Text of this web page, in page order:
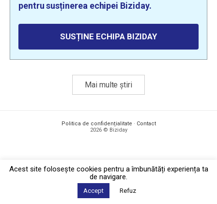
pentru susținerea echipei Biziday.
SUSȚINE ECHIPA BIZIDAY
Mai multe știri
Politica de confidențialitate · Contact
2026 © Biziday
Acest site foloseşte cookies pentru a îmbunătăți experiența ta
de navigare.
Accept Refuz